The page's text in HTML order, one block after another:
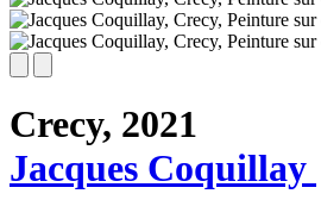
Crecy, 2021
Jacques Coquillay